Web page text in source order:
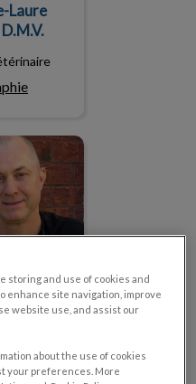
Laure
Bélanger,
storing and use of cookies and
enhance site navigation, improve
website use, and assist our
about the use of cookies
your preferences. More